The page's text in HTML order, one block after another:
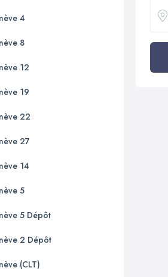
4
8
12
19
22
27
14
5
5 Dépôt
2 Dépôt
(CLT)